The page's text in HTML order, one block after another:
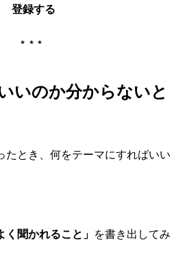
登録する
***
いのか分からないと
たとき、何をテーマにすればいい
く聞かれること」 を書き出してみ